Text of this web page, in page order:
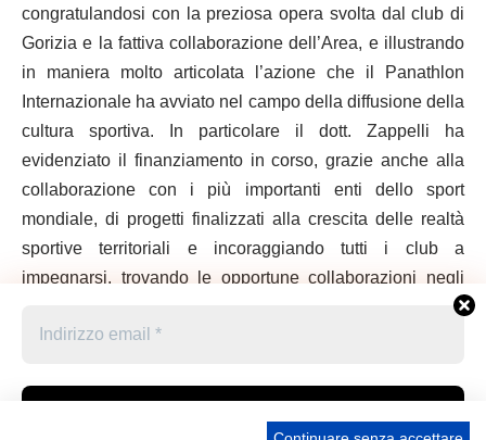
congratulandosi con la preziosa opera svolta dal club di
Gorizia e la fattiva collaborazione dell’Area, e illustrando
in maniera molto articolata l’azione che il Panathlon
Internazionale ha avviato nel campo della diffusione della
cultura sportiva. In particolare il dott. Zappelli ha
evidenziato il finanziamento in corso, grazie anche alla
collaborazione con i più importanti enti dello sport
mondiale, di progetti finalizzati alla crescita delle realtà
sportive territoriali e incoraggiando tutti i club a
impegnarsi, trovando le opportune collaborazioni negli
istituti culturali del territorio, nella individuazione di
ambiziosi progetti da realizzare accedendo ai fondi ora